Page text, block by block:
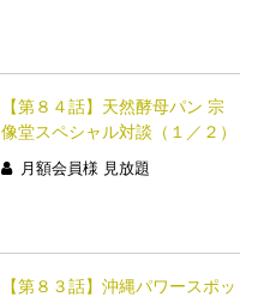
【第８４話】天然酵母パン 宗
像堂スペシャル対談（１／２）
月額会員様 見放題
【第８３話】沖縄パワースポッ